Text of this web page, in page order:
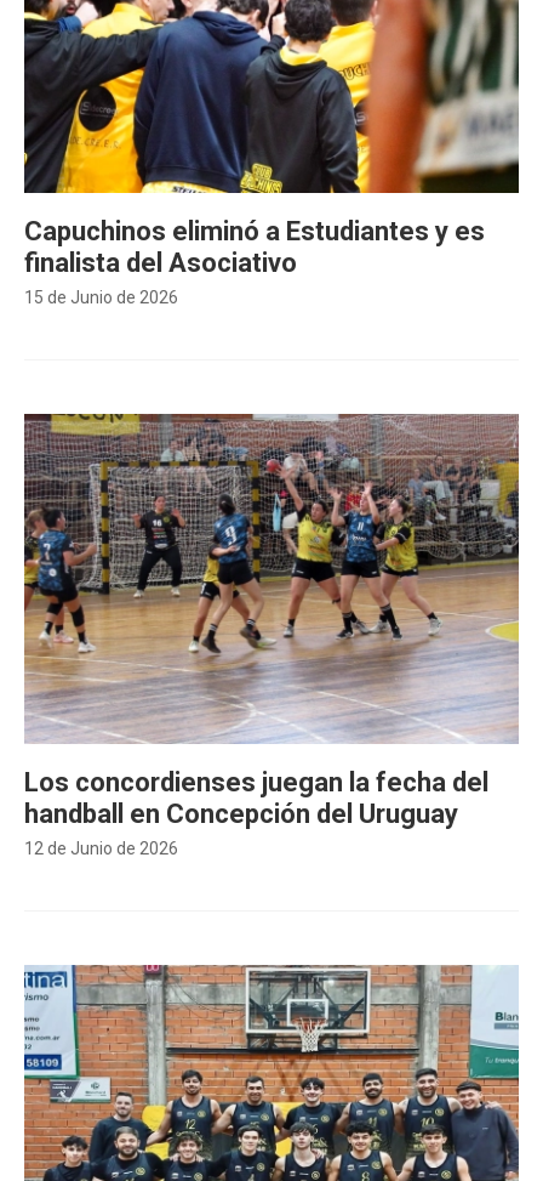
15 de Junio de 2026
Capuchinos eliminó a Estudiantes y es
finalista del Asociativo
12 de Junio de 2026
Los concordienses juegan la fecha del
handball en Concepción del Uruguay